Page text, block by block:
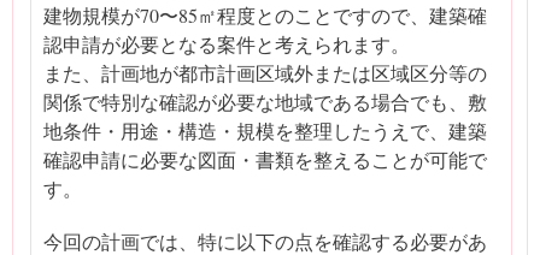
建物規模が70〜85㎡程度とのことですので、建築確
認申請が必要となる案件と考えられます。
また、計画地が都市計画区域外または区域区分等の
関係で特別な確認が必要な地域である場合でも、敷
地条件・用途・構造・規模を整理したうえで、建築
確認申請に必要な図面・書類を整えることが可能で
す。
今回の計画では、特に以下の点を確認する必要があ